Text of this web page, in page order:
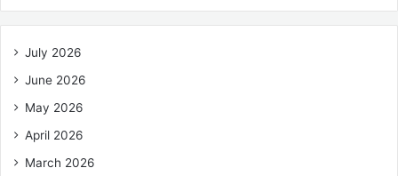
July 2026
June 2026
May 2026
April 2026
March 2026